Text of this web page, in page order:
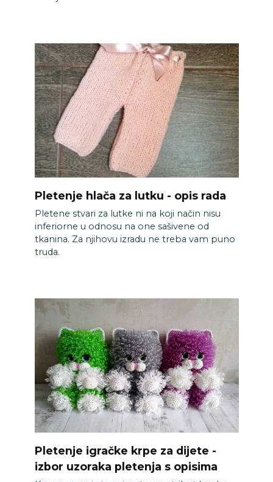
Pletenje hlača za lutku - opis rada
Pletene stvari za lutke ni na koji način nisu
inferiorne u odnosu na one sašivene od
tkanina. Za njihovu izradu ne treba vam puno
truda.
Pletenje igračke krpe za dijete -
izbor uzoraka pletenja s opisima